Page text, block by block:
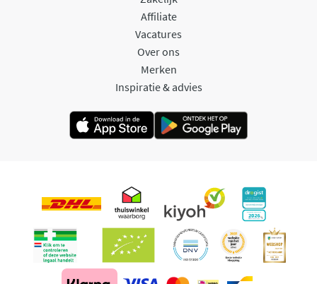
Affiliate
Vacatures
Over ons
Merken
Inspiratie & advies